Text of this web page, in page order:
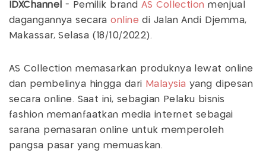
IDXChannel - Pemilik brand AS Collectionmenjual
dagangannya secaraonline di Jalan Andi Djemma,
Makassar, Selasa (18/10/2022).
AS Collection memasarkan produknya lewat online
dan pembelinya hingga dari Malaysia yang dipesan
secara online. Saat ini, sebagian Pelaku bisnis
fashion memanfaatkan media internet sebagai
sarana pemasaran online untuk memperoleh
pangsa pasar yang memuaskan.